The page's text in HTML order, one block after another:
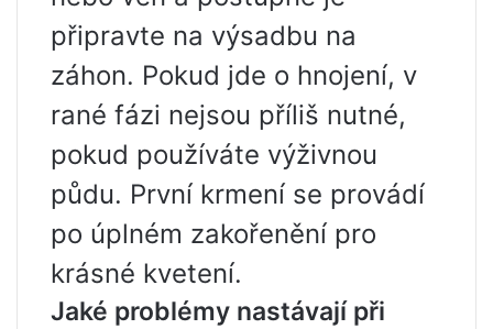
připravte na výsadbu na
záhon. Pokud jde o hnojení, v
rané fázi nejsou příliš nutné,
pokud používáte výživnou
půdu. První krmení se provádí
po úplném zakořenění pro
krásné kvetení.
Jaké problémy nastávají při